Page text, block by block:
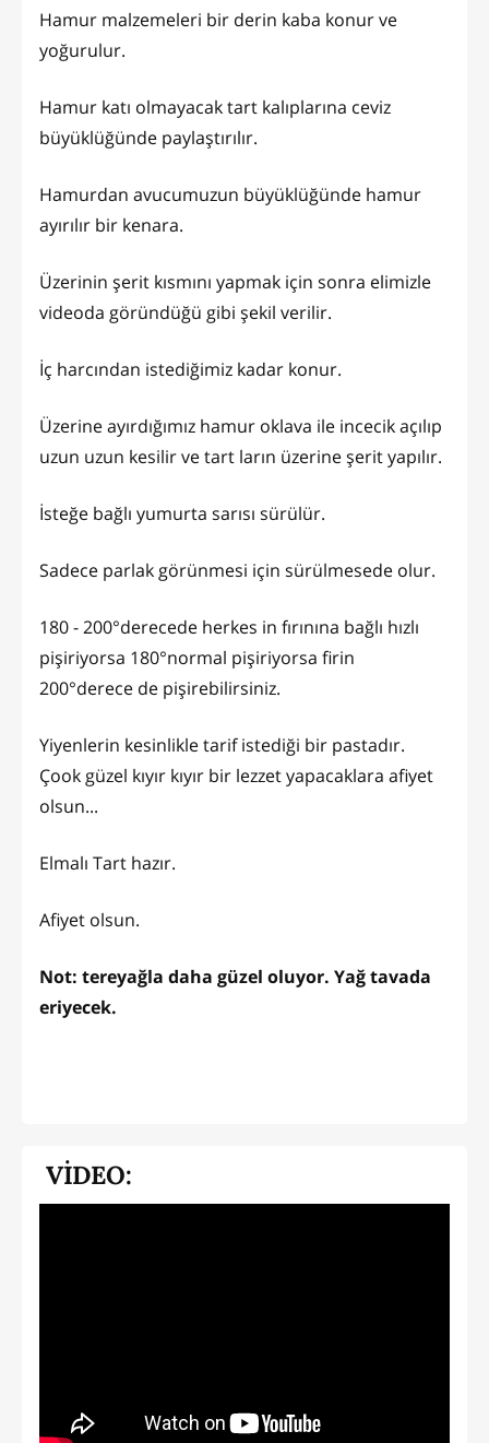
Hamur malzemeleri bir derin kaba konur ve
yoğurulur.
Hamur katı olmayacak tart kalıplarına ceviz
büyüklüğünde paylaştırılır.
Hamurdan avucumuzun büyüklüğünde hamur
ayırılır bir kenara.
Üzerinin şerit kısmını yapmak için sonra elimizle
videoda göründüğü gibi şekil verilir.
İç harcından istediğimiz kadar konur.
Üzerine ayırdığımız hamur oklava ile incecik açılıp
uzun uzun kesilir ve tart ların üzerine şerit yapılır.
İsteğe bağlı yumurta sarısı sürülür.
Sadece parlak görünmesi için sürülmesede olur.
180 - 200°derecede herkes in fırınına bağlı hızlı
pişiriyorsa 180°normal pişiriyorsa firin
200°derece de pişirebilirsiniz.
Yiyenlerin kesinlikle tarif istediği bir pastadır.
Çook güzel kıyır kıyır bir lezzet yapacaklara afiyet
olsun...
Elmalı Tart hazır.
Afiyet olsun.
Not: tereyağla daha güzel oluyor. Yağ tavada
eriyecek.
VİDEO: